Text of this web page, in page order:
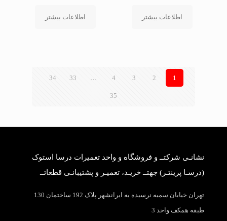
اطلاعات بیشتر اطلاعات بیشتر
1
2
3
4
…
33
34
35
نشانـی شرکتــ و فروشگاه و واحد تعمیرات درسا استوک
(درسـا پرینتـر) جهتــ خریـد، تعمیـر و پشتیبانـی قطعاتــ
تهران خیابان سمیه نرسیده به ایرانشهر پلاک 192 ساختمان 130
طبقه همکف واحد 3